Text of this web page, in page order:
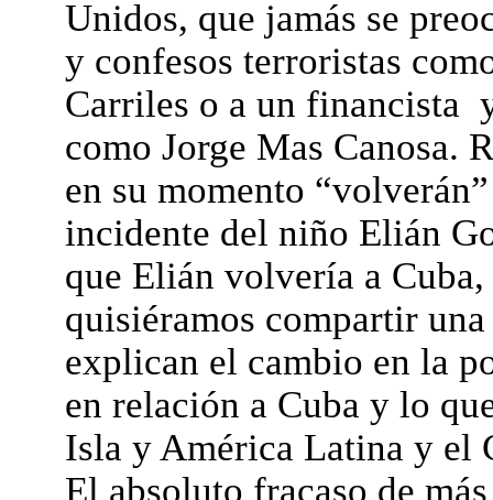
Unidos, que jamás se
y confesos terroristas
Carriles o a un financista
como Jorge Mas Canosa.
en su momento
incidente del niño Elián
que Elián volvería a
quisiéramos compartir
explican el cambio en la
en relación a Cuba y lo
Isla y América Latina y el
El absoluto fracaso de